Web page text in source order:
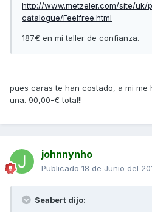
http://www.metzeler.com/site/uk/
catalogue/Feelfree.html
187€ en mi taller de confianza.
pues caras te han costado, a mi
una. 90,00-€ total!!
johnnynho
Publicado 18 de Junio del
Seabert dijo: